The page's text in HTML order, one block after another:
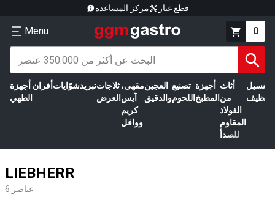
مركز المساعدة قطع غيار
Menu 0
أجهزة
الطهي
أفران شوّاياتتبريدثلاجات
العرض
مقهى،
آيس
كريم
ووافل
العجين
والدقيق
تصنيع
اللحوم
أجهزة
المطبخ
أثاث
من
الفولاذ
المقاوم
للصدأ
الغسيل
LIEBHERR
6 عناصر